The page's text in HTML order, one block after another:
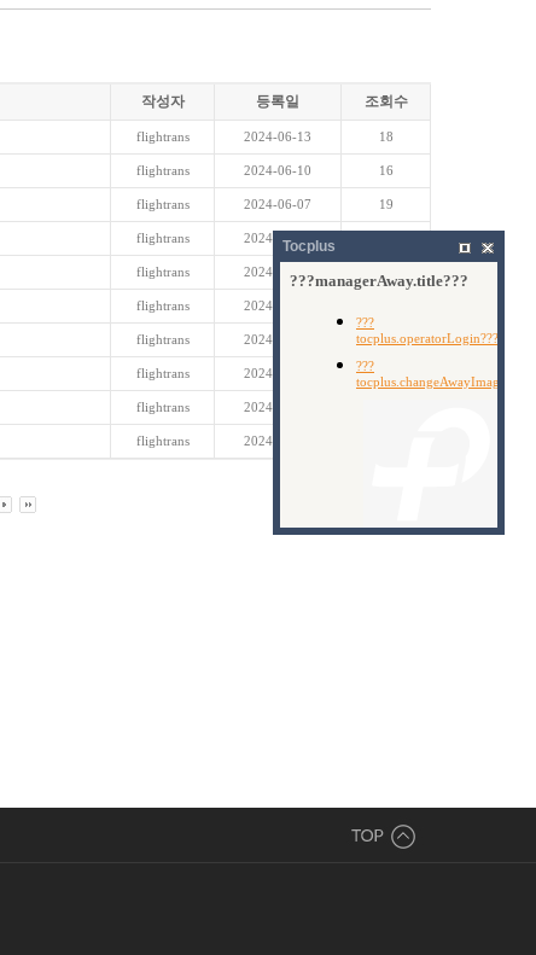
작성자 등록일 조회수
flightrans 2024-06-13 18
flightrans 2024-06-10 16
flightrans 2024-06-07 19
flightrans 2024-06-05
flightrans 2024-05-17
flightrans 2024-05-08
flightrans 2024-05-08 22
flightrans 2024-03-27
flightrans 2024-03-22
flightrans 2024-03-22
Tocplus